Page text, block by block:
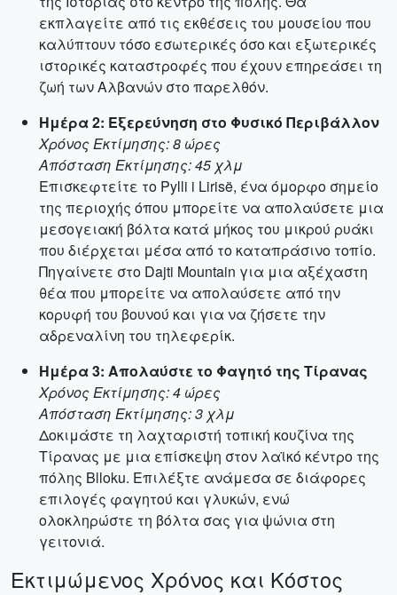
εκπλαγείτε από τις εκθέσεις του μουσείου που
καλύπτουν τόσο εσωτερικές όσο και εξωτερικές
ιστορικές καταστροφές που έχουν επηρεάσει τη
ζωή των Αλβανών στο παρελθόν.
Ημέρα 2: Εξερεύνηση στο Φυσικό Περιβάλλον
Χρόνος Εκτίμησης: 8 ώρες
Απόσταση Εκτίμησης: 45 χλμ
Επισκεφτείτε το Pylli i Lirisë, ένα όμορφο σημείο
της περιοχής όπου μπορείτε να απολαύσετε μια
μεσογειακή βόλτα κατά μήκος του μικρού ρυάκι
που διέρχεται μέσα από το καταπράσινο τοπίο.
Πηγαίνετε στο Dajti Mountain για μια αξέχαστη
θέα που μπορείτε να απολαύσετε από την
κορυφή του βουνού και για να ζήσετε την
αδρεναλίνη του τηλεφερίκ.
Ημέρα 3: Απολαύστε το Φαγητό της Τίρανας
Χρόνος Εκτίμησης: 4 ώρες
Απόσταση Εκτίμησης: 3 χλμ
Δοκιμάστε τη λαχταριστή τοπική κουζίνα της
Τίρανας με μια επίσκεψη στον λαϊκό κέντρο της
πόλης Blloku. Επιλέξτε ανάμεσα σε διάφορες
επιλογές φαγητού και γλυκών, ενώ
ολοκληρώστε τη βόλτα σας για ψώνια στη
γειτονιά.
Εκτιμώμενος Χρόνος και Κόστος